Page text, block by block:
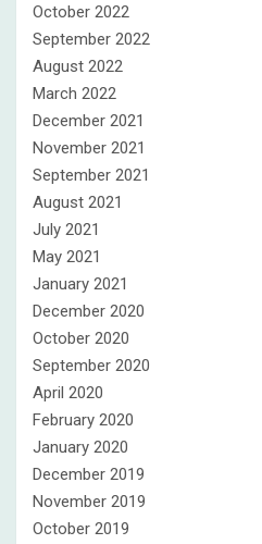
October 2022
September 2022
August 2022
March 2022
December 2021
November 2021
September 2021
August 2021
July 2021
May 2021
January 2021
December 2020
October 2020
September 2020
April 2020
February 2020
January 2020
December 2019
November 2019
October 2019